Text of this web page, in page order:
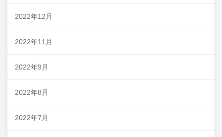
2022年12月
2022年11月
2022年9月
2022年8月
2022年7月